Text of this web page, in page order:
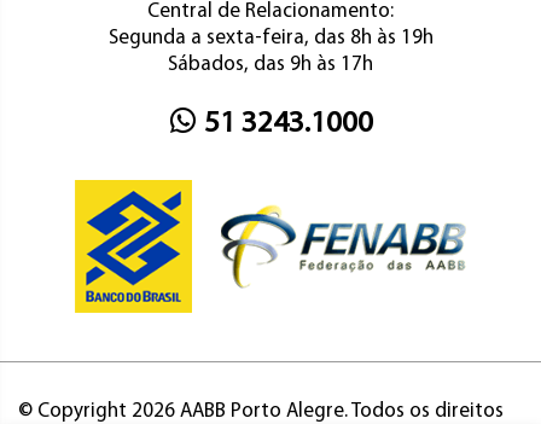
Central de Relacionamento:
Segunda a sexta-feira, das 8h às 19h
Sábados, das 9h às 17h
51 3243.1000
© Copyright 2026 AABB Porto Alegre. Todos os direitos